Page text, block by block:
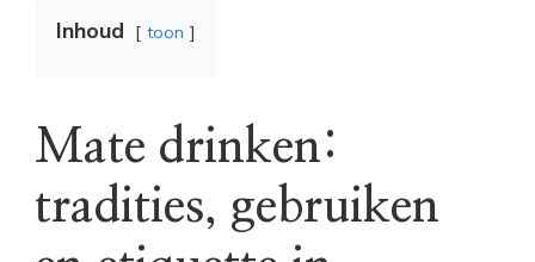
Inhoud toon
Mate drinken:
tradities, gebruiken